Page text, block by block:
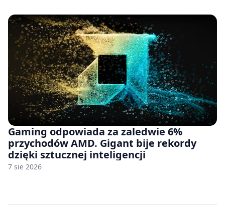
Gaming odpowiada za zaledwie 6%
przychodów AMD. Gigant bije rekordy
dzięki sztucznej inteligencji
7 sie 2026